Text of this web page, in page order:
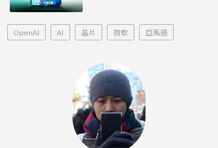
OpenAI AI 晶片 微軟 亞馬遜